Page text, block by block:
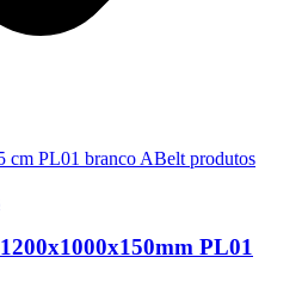
PL01